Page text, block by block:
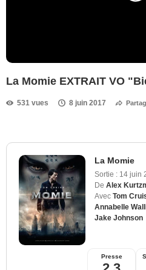
La Momie EXTRAIT VO
531 vues 8 juin 2017
La Momie
Sortie : 14 juin
De Alex
Avec Tom
Annabelle
Jake Johnson
Presse